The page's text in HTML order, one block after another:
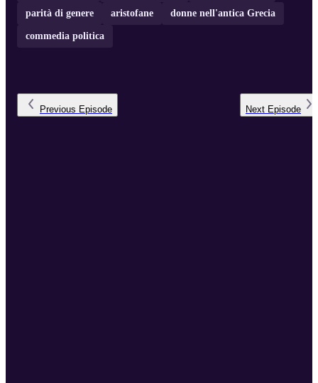
parità di genere aristofane donne nell'antica Grecia
commedia politica
Previous Episode Next Episode